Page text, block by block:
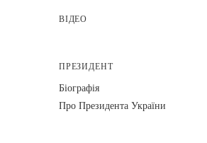
ВІДЕО
ПРЕЗИДЕНТ
Біографія
Про Президента України